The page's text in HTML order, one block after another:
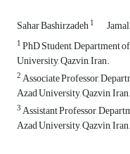
Sahar Bashirzadeh1
1PhD Student, Department
University, Qazvin, Iran.
2Associate Professor,
Azad University, Qazvin, Iran.
3Assistant Professor,
Azad University, Qazvin, Iran.